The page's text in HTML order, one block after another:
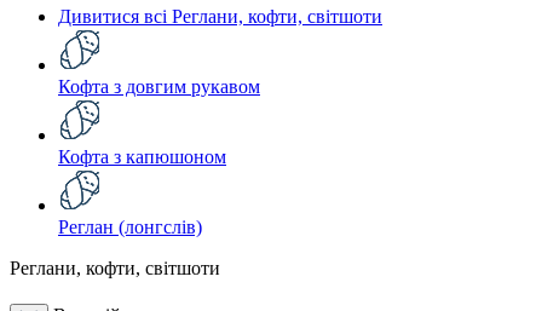
Дивитися всі Реглани, кофти, світшоти
Кофта з довгим рукавом
Кофта з капюшоном
Реглан (лонгслів)
Реглани, кофти, світшоти